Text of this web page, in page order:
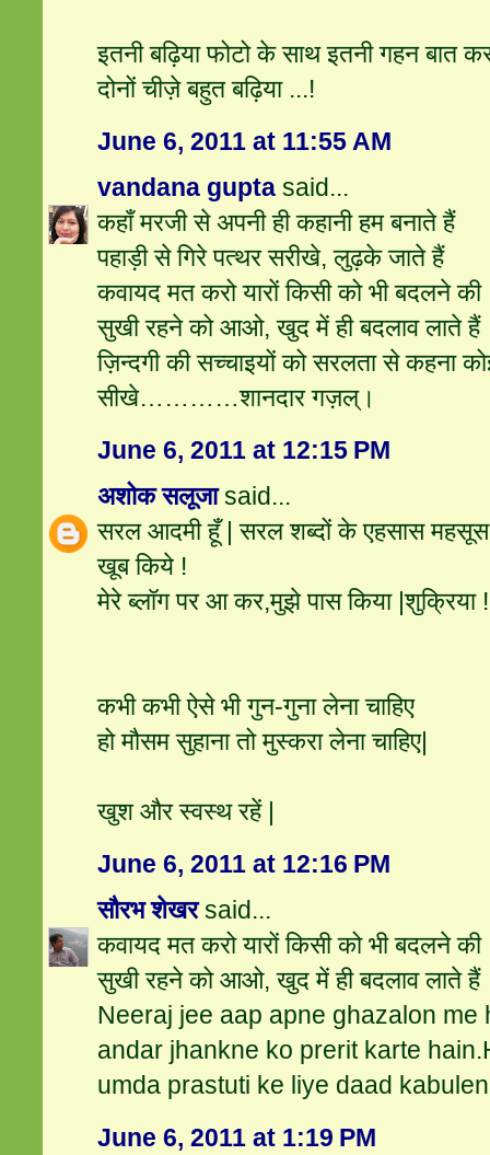
इतनी बढ़िया फोटो के साथ इतनी गहन बात
दोनों चीज़े बहुत बढ़िया ...!
June 6, 2011 at 11:55 AM
vandana gupta said...
कहाँ मरजी से अपनी ही कहानी हम बनाते हैं
पहाड़ी से गिरे पत्थर सरीखे, लुढ़के जाते हैं
कवायद मत करो यारों किसी को भी बदलने की
सुखी रहने को आओ, खुद में ही बदलाव लाते हैं
ज़िन्दगी की सच्चाइयों को सरलता से कहना
सीखे…………शानदार गज़ल्।
June 6, 2011 at 12:15 PM
अशोक सलूजाsaid...
सरल आदमी हूँ | सरल शब्दों के एहसास
खूब किये !
मेरे ब्लॉग पर आ कर,मुझे पास किया |शुक्रिया !
कभी कभी ऐसे भी गुन-गुना लेना चाहिए
हो मौसम सुहाना तो मुस्करा लेना चाहिए|
खुश और स्वस्थ रहें |
June 6, 2011 at 12:16 PM
सौरभ शेखरsaid...
कवायद मत करो यारों किसी को भी बदलने की
सुखी रहने को आओ, खुद में ही बदलाव लाते हैं
Neeraj jee aap apne ghazalon me
andar jhankne ko prerit karte
umda prastuti ke liye daad
June 6, 2011 at 1:19 PM